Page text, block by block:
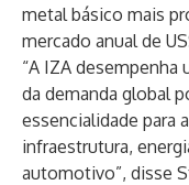
metal básico mais
mercado anual de
“A IZA
da demanda global
essencialidade para
infraestrutura,
automotivo”, disse